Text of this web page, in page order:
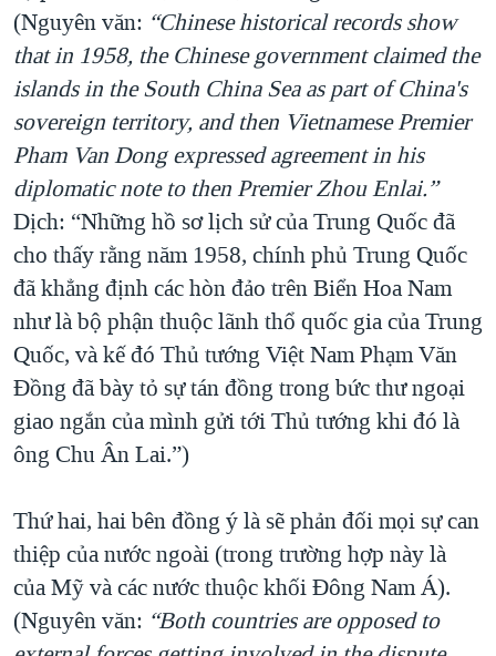
(Nguyên văn: “Chinese historical records show
that in 1958, the Chinese government claimed the
islands in the South China Sea as part of China's
sovereign territory, and then Vietnamese Premier
Pham Van Dong expressed agreement in his
diplomatic note to then Premier Zhou Enlai.”
Dịch: “Những hồ sơ lịch sử của Trung Quốc đã
cho thấy rằng năm 1958, chính phủ Trung Quốc
đã khẳng định các hòn đảo trên Biển Hoa Nam
như là bộ phận thuộc lãnh thổ quốc gia của Trung
Quốc, và kế đó Thủ tướng Việt Nam Phạm Văn
Đồng đã bày tỏ sự tán đồng trong bức thư ngoại
giao ngắn của mình gửi tới Thủ tướng khi đó là
ông Chu Ân Lai.”)
Thứ hai, hai bên đồng ý là sẽ phản đối mọi sự can
thiệp của nước ngoài (trong trường hợp này là
của Mỹ và các nước thuộc khối Đông Nam Á).
(Nguyên văn: “Both countries are opposed to